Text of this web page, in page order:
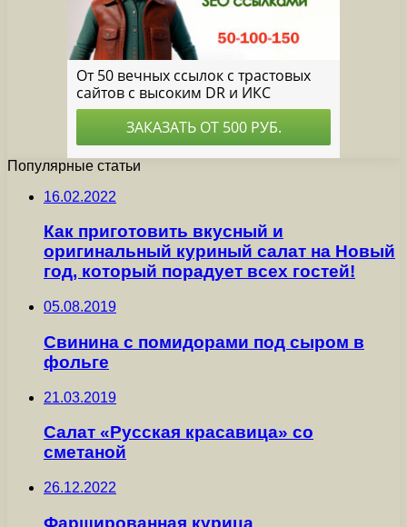
Популярные статьи
16.02.2022
Как приготовить вкусный и
оригинальный куриный салат на Новый
год, который порадует всех гостей!
05.08.2019
Свинина с помидорами под сыром в
фольге
21.03.2019
Салат «Русская красавица» со
сметаной
26.12.2022
Фаршированная курица